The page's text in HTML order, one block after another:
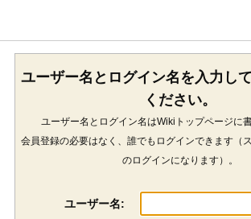
ユーザー名とログイン名を入力し
ください。
ユーザー名とログイン名はWikiトップページに
会員登録の必要はなく、誰でもログインできます（
のログインになります）。
ユーザー名: